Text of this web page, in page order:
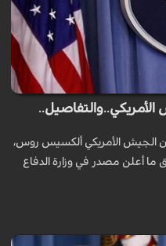
الأمريكي..والتفاصيل..
الجيش الأمريكي ألكسيس روس،
ما أعلن مصدر في وزارة الدفاع